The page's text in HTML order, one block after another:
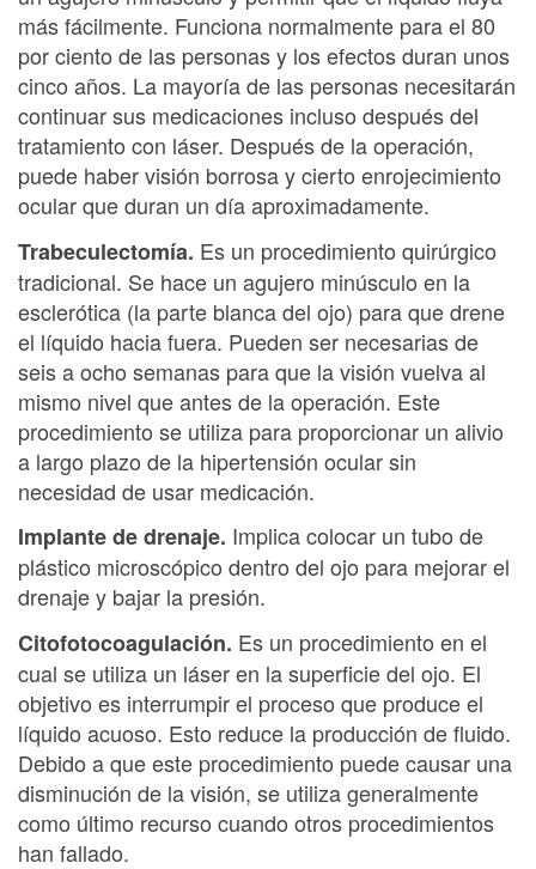
más fácilmente. Funciona normalmente para el 80
por ciento de las personas y los efectos duran unos
cinco años. La mayoría de las personas necesitarán
continuar sus medicaciones incluso después del
tratamiento con láser. Después de la operación,
puede haber visión borrosa y cierto enrojecimiento
ocular que duran un día aproximadamente.
Trabeculectomía. Es un procedimiento quirúrgico
tradicional. Se hace un agujero minúsculo en la
esclerótica (la parte blanca del ojo) para que drene
el líquido hacia fuera. Pueden ser necesarias de
seis a ocho semanas para que la visión vuelva al
mismo nivel que antes de la operación. Este
procedimiento se utiliza para proporcionar un alivio
a largo plazo de la hipertensión ocular sin
necesidad de usar medicación.
Implante de drenaje. Implica colocar un tubo de
plástico microscópico dentro del ojo para mejorar el
drenaje y bajar la presión.
Citofotocoagulación. Es un procedimiento en el
cual se utiliza un láser en la superficie del ojo. El
objetivo es interrumpir el proceso que produce el
líquido acuoso. Esto reduce la producción de fluido.
Debido a que este procedimiento puede causar una
disminución de la visión, se utiliza generalmente
como último recurso cuando otros procedimientos
han fallado.